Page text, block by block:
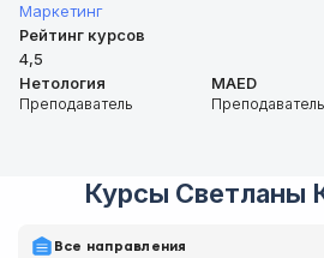
Маркетинг
Рейтинг курсов
4,5
Нетология
Преподаватель
MAED
Преподаватель
Курсы Светланы
Все направления